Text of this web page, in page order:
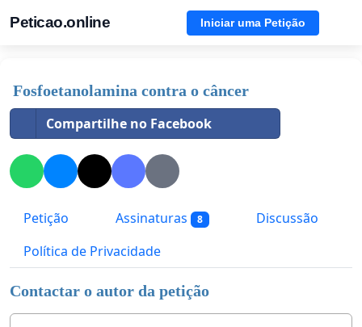
Peticao.online Iniciar uma Petição
Fosfoetanolamina contra o câncer
Compartilhe no Facebook
Petição Assinaturas 8
Discussão
Política de Privacidade
Contactar o autor da petição